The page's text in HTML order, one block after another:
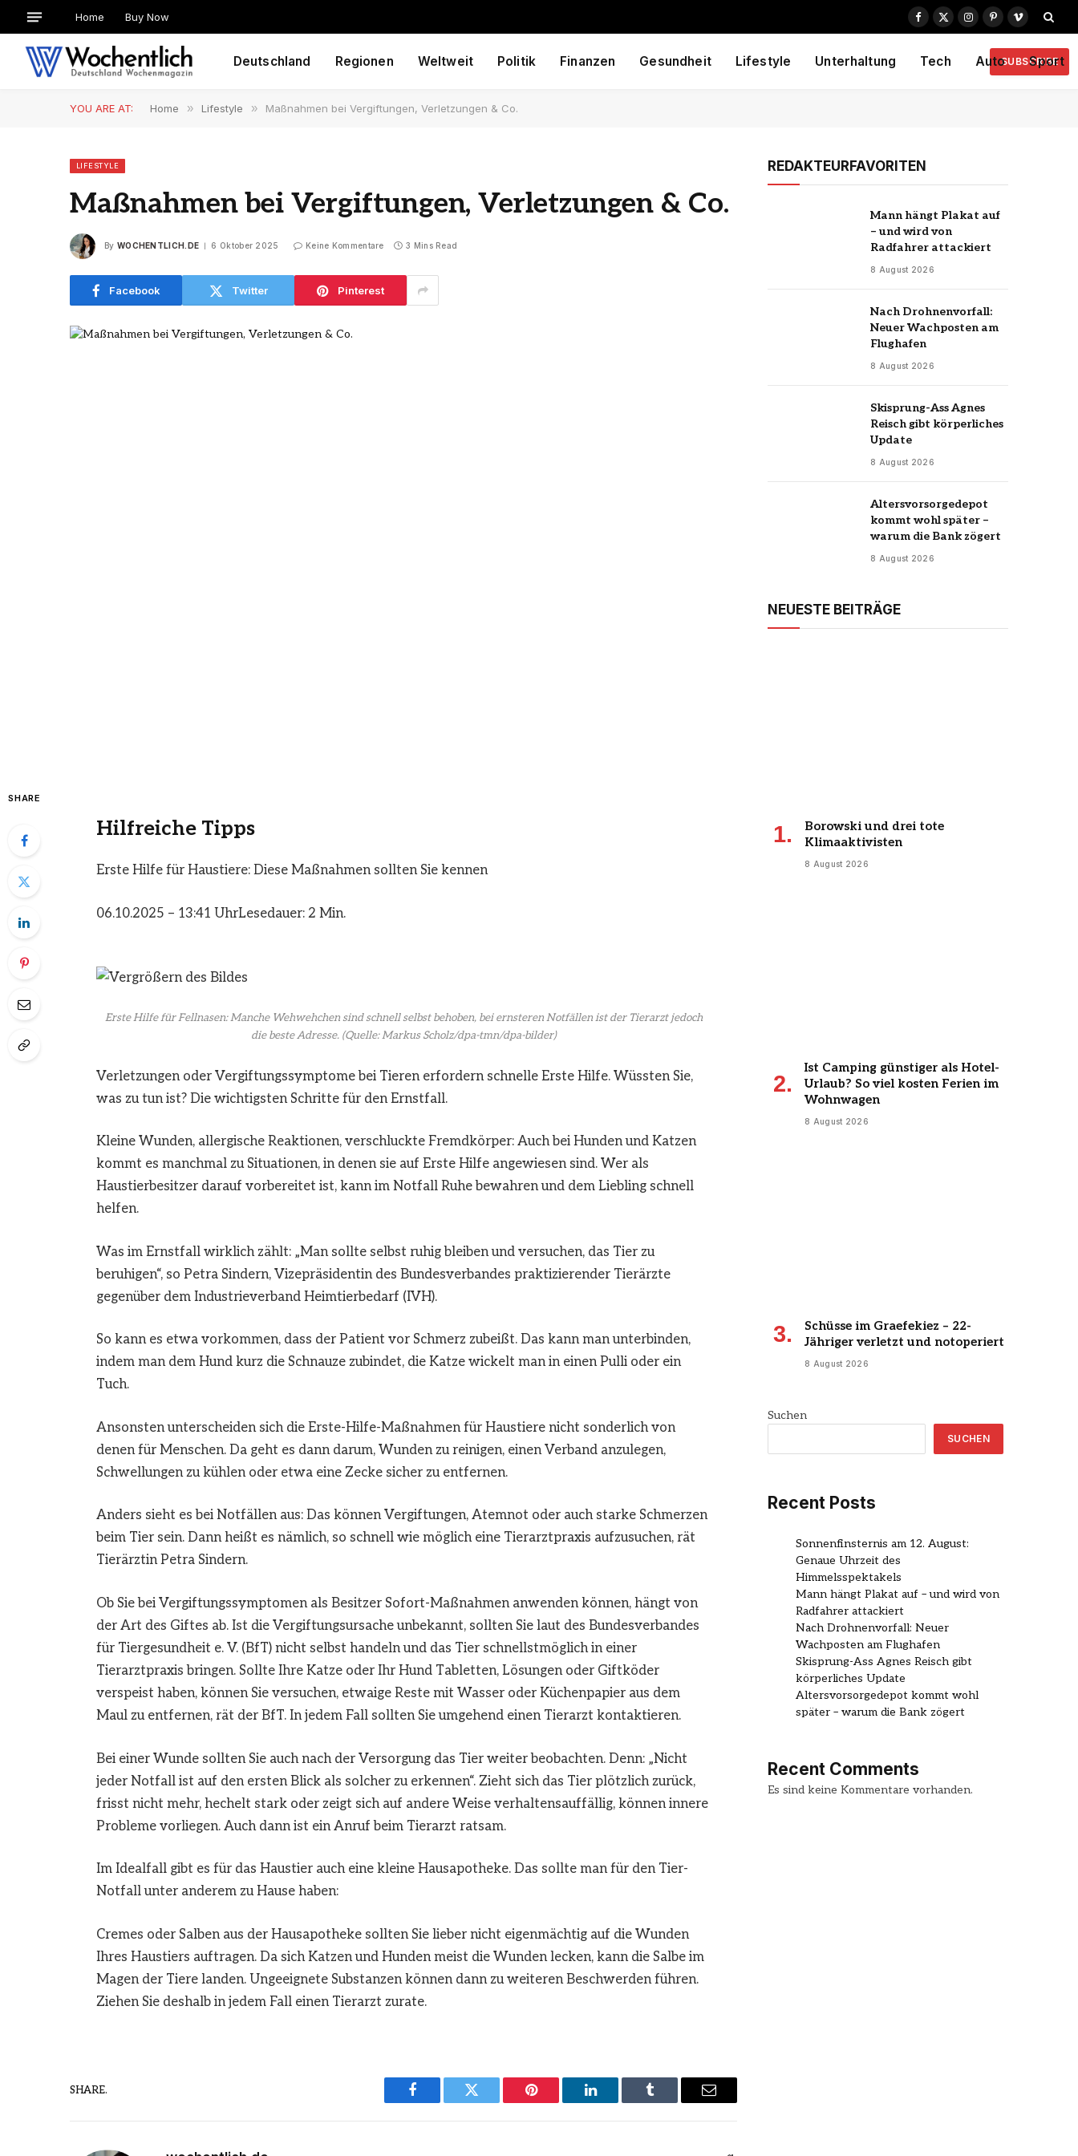
Home Buy Now
Facebook
X
Instagram
PinterestVimeo
Deutschland Regionen Weltweit Politik Finanzen Gesundheit Lifestyle Unterhaltung Tech Auto Sport
SUBSCRIBE
YOU ARE AT: Home » Lifestyle » Maßnahmen bei Vergiftungen, Verletzungen & Co.
LIFESTYLE
Maßnahmen bei Vergiftungen, Verletzungen & Co.
By WOCHENTLICH.DE 6 Oktober 2025 Keine Kommentare 3 Mins Read
Facebook Twitter Pinterest
SHARE
Hilfreiche Tipps
Erste Hilfe für Haustiere: Diese Maßnahmen sollten Sie kennen
06.10.2025 – 13:41 UhrLesedauer: 2 Min.
Erste Hilfe für Fellnasen: Manche Wehwehchen sind schnell selbst behoben, bei ernsteren Notfällen ist der Tierarzt jedoch
die beste Adresse.(Quelle: Markus Scholz/dpa-tmn/dpa-bilder)
Verletzungen oder Vergiftungssymptome bei Tieren erfordern schnelle Erste Hilfe. Wüssten Sie,
was zu tun ist? Die wichtigsten Schritte für den Ernstfall.
Kleine Wunden, allergische Reaktionen, verschluckte Fremdkörper: Auch bei Hunden und Katzen
kommt es manchmal zu Situationen, in denen sie auf Erste Hilfe angewiesen sind. Wer als
Haustierbesitzer darauf vorbereitet ist, kann im Notfall Ruhe bewahren und dem Liebling schnell
helfen.
Was im Ernstfall wirklich zählt: „Man sollte selbst ruhig bleiben und versuchen, das Tier zu
beruhigen“, so Petra Sindern, Vizepräsidentin des Bundesverbandes praktizierender Tierärzte
gegenüber dem Industrieverband Heimtierbedarf (IVH).
So kann es etwa vorkommen, dass der Patient vor Schmerz zubeißt. Das kann man unterbinden,
indem man dem Hund kurz die Schnauze zubindet, die Katze wickelt man in einen Pulli oder ein
Tuch.
Ansonsten unterscheiden sich die Erste-Hilfe-Maßnahmen für Haustiere nicht sonderlich von
denen für Menschen. Da geht es dann darum, Wunden zu reinigen, einen Verband anzulegen,
Schwellungen zu kühlen oder etwa eine Zecke sicher zu entfernen.
Anders sieht es bei Notfällen aus: Das können Vergiftungen, Atemnot oder auch starke Schmerzen
beim Tier sein. Dann heißt es nämlich, so schnell wie möglich eine Tierarztpraxis aufzusuchen, rät
Tierärztin Petra Sindern.
Ob Sie bei Vergiftungssymptomen als Besitzer Sofort-Maßnahmen anwenden können, hängt von
der Art des Giftes ab. Ist die Vergiftungsursache unbekannt, sollten Sie laut des Bundesverbandes
für Tiergesundheit e. V. (BfT) nicht selbst handeln und das Tier schnellstmöglich in einer
Tierarztpraxis bringen. Sollte Ihre Katze oder Ihr Hund Tabletten, Lösungen oder Giftköder
verspeist haben, können Sie versuchen, etwaige Reste mit Wasser oder Küchenpapier aus dem
Maul zu entfernen, rät der BfT. In jedem Fall sollten Sie umgehend einen Tierarzt kontaktieren.
Bei einer Wunde sollten Sie auch nach der Versorgung das Tier weiter beobachten. Denn: „Nicht
jeder Notfall ist auf den ersten Blick als solcher zu erkennen“. Zieht sich das Tier plötzlich zurück,
frisst nicht mehr, hechelt stark oder zeigt sich auf andere Weise verhaltensauffällig, können innere
Probleme vorliegen. Auch dann ist ein Anruf beim Tierarzt ratsam.
Im Idealfall gibt es für das Haustier auch eine kleine Hausapotheke. Das sollte man für den Tier-
Notfall unter anderem zu Hause haben:
Cremes oder Salben aus der Hausapotheke sollten Sie lieber nicht eigenmächtig auf die Wunden
Ihres Haustiers auftragen. Da sich Katzen und Hunden meist die Wunden lecken, kann die Salbe im
Magen der Tiere landen. Ungeeignete Substanzen können dann zu weiteren Beschwerden führen.
Ziehen Sie deshalb in jedem Fall einen Tierarzt zurate.
SHARE.
Facebook Twitter Pinterest LinkedIn Tumblr Email
REDAKTEURFAVORITEN
Mann hängt Plakat auf
– und wird von
Radfahrer attackiert
8 August 2026
Nach Drohnenvorfall:
Neuer Wachposten am
Flughafen
8 August 2026
Skisprung-Ass Agnes
Reisch gibt körperliches
Update
8 August 2026
Altersvorsorgedepot
kommt wohl später –
warum die Bank zögert
8 August 2026
NEUESTE BEITRÄGE
Borowski und drei tote
Klimaaktivisten
8 August 2026
Ist Camping günstiger als Hotel-
Urlaub? So viel kosten Ferien im
Wohnwagen
8 August 2026
Schüsse im Graefekiez – 22-
Jähriger verletzt und notoperiert
8 August 2026
Suchen
SUCHEN
Recent Posts
Sonnenfinsternis am 12. August:
Genaue Uhrzeit des
Himmelsspektakels
Mann hängt Plakat auf – und wird von
Radfahrer attackiert
Nach Drohnenvorfall: Neuer
Wachposten am Flughafen
Skisprung-Ass Agnes Reisch gibt
körperliches Update
Altersvorsorgedepot kommt wohl
später – warum die Bank zögert
Recent Comments
Es sind keine Kommentare vorhanden.